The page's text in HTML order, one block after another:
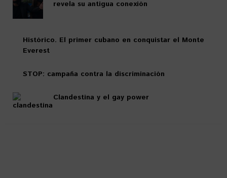
revela su antigua conexión
Histórico. El primer cubano en conquistar el Monte
Everest
STOP: campaña contra la discriminación
Clandestina y el gay power